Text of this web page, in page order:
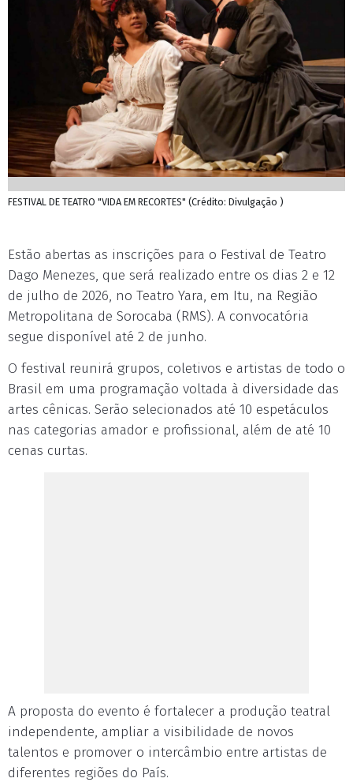
FESTIVAL DE TEATRO "VIDA EM RECORTES" (Crédito: Divulgação )
Estão abertas as inscrições para o Festival de Teatro
Dago Menezes, que será realizado entre os dias 2 e 12
de julho de 2026, no Teatro Yara, em Itu, na Região
Metropolitana de Sorocaba (RMS). A convocatória
segue disponível até 2 de junho.
O festival reunirá grupos, coletivos e artistas de todo o
Brasil em uma programação voltada à diversidade das
artes cênicas. Serão selecionados até 10 espetáculos
nas categorias amador e profissional, além de até 10
cenas curtas.
A proposta do evento é fortalecer a produção teatral
independente, ampliar a visibilidade de novos
talentos e promover o intercâmbio entre artistas de
diferentes regiões do País.